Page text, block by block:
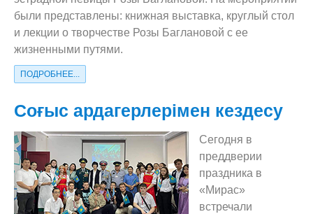
были представлены: книжная выставка, круглый стол
и лекции о творчестве Розы Баглановой с ее
жизненными путями.
ПОДРОБНЕЕ...
Соғыс ардагерлерімен кездесу
Сегодня в
преддверии
праздника в
«Мирас»
встречали